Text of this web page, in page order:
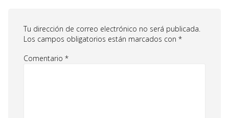
Tu dirección de correo electrónico no será publicada.
Los campos obligatorios están marcados con *
Comentario *